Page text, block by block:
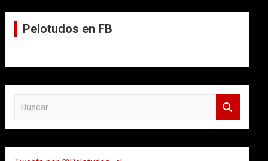
Pelotudos en FB
a